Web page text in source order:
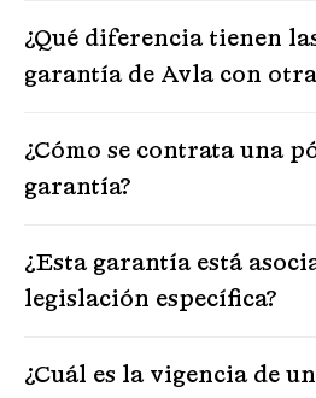
¿Qué diferencia tienen
garantía de Avla con
¿Cómo se contrata una
garantía?
¿Esta garantía está
legislación específica?
¿Cuál es la vigencia de